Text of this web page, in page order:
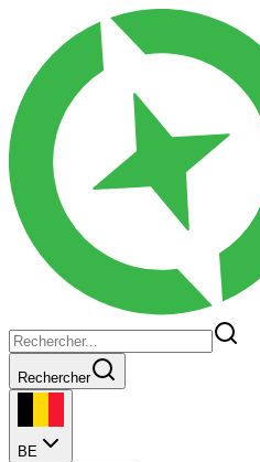
Rechercher
BE